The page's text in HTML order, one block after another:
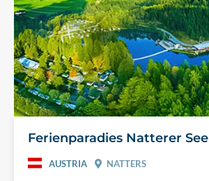
Ferienparadies Natterer See
AUSTRIA NATTERS